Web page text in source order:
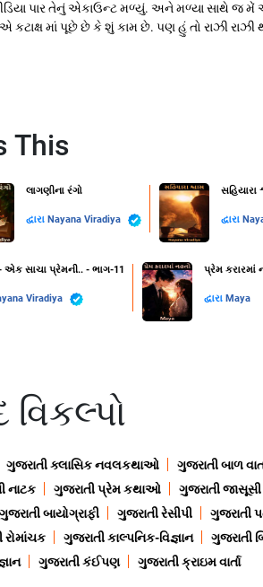
પાર તેનું એકાઉન્ટ મળ્યું. અને મળ્યા સાથે જ
કટાક્ષ માં પૂછે છે કે શું કામ છે. પણ હું તો રાઝી
This
લાગણીના રંગો
દ્વારા Nayana Viradiya
સહિયારા
દ્વારા
સાચા પ્રેમની.. - ભાગ-11
Viradiya
પ્રેમ કરારમાં
દ્વારા Maya
ગુજરાતી ક્લાસિક નવલકથાઓ ગુજરાતી બાળ
નાટક ગુજરાતી પ્રેમ કથાઓ ગુજરાતી જાસૂસી
ગુજરાતી બાયોગ્રાફી ગુજરાતી રેસીપી ગુજરાતી
રોમાંચક ગુજરાતી કાલ્પનિક-વિજ્ઞાન ગુજરાતી
ગુજરાતી કંઈપણ ગુજરાતી ક્રાઇમ વાર્તા